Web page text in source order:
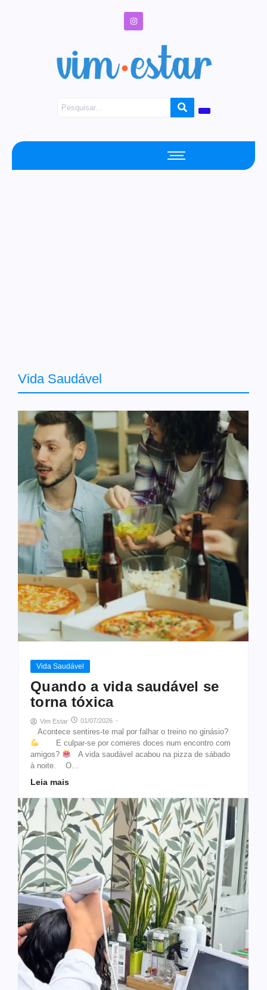
Vida Saudável
Vida Saudável
Quando a vida saudável se
torna tóxica
Vim Estar 01/07/2026 -
Acontece sentires-te mal por falhar o treino no ginásio?
E culpar-se por comeres doces num encontro com
amigos?
A vida saudável acabou na pizza de sábado
à noite. O...
Leia mais